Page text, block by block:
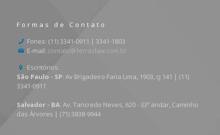
Formas de Contato
Fones: (11) 3341-0911 | 3341-1803
E-mail: contato@ferrazlaw.com.br
Escritórios:
São Paulo - SP: Av Brigadeiro Faria Lima, 1903, cj 141 | (11)
3341-0911
Salvador - BA: Av. Tancredo Neves, 620 - 33º andar, Caminho
das Árvores | (71) 3838-9944